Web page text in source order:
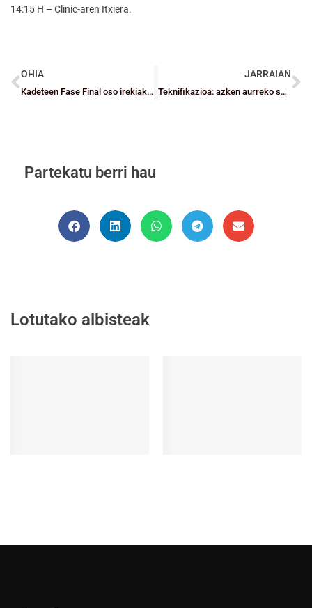
14:15 H – Clinic-aren Itxiera.
OHIA
Kadeteen Fase Final oso irekiak espero dira asteburu honetarako
JARRAIAN
Teknifikazioa: azken aurreko sesioa eta Topaketa berria
Partekatu berri hau
Lotutako albisteak